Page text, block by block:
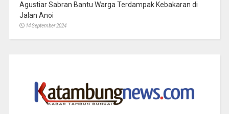
Agustiar Sabran Bantu Warga Terdampak Kebakaran di
Jalan Anoi
14 September 2024